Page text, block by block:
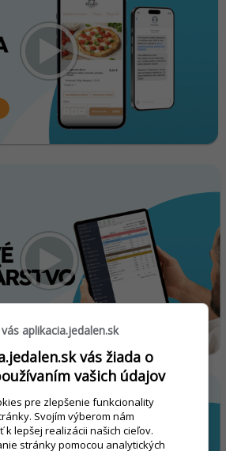
aplikacia.jedalen.sk
vás žiada o
vašich údajov
pre zlepšenie funkcionality
Svojím výberom nám
k lepšej realizácii našich cieľov.
stránky pomocou analytických